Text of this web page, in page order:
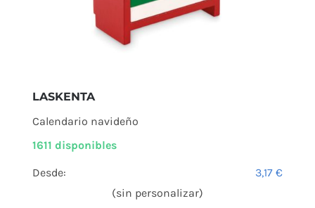
LASKENTA
Calendario navideño
1611 disponibles
Desde: 3,17€
(sin personalizar)